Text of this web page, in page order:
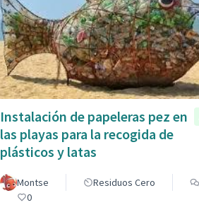
Instalación de papeleras pez en
las playas para la recogida de
plásticos y latas
Montse Residuos Cero
0